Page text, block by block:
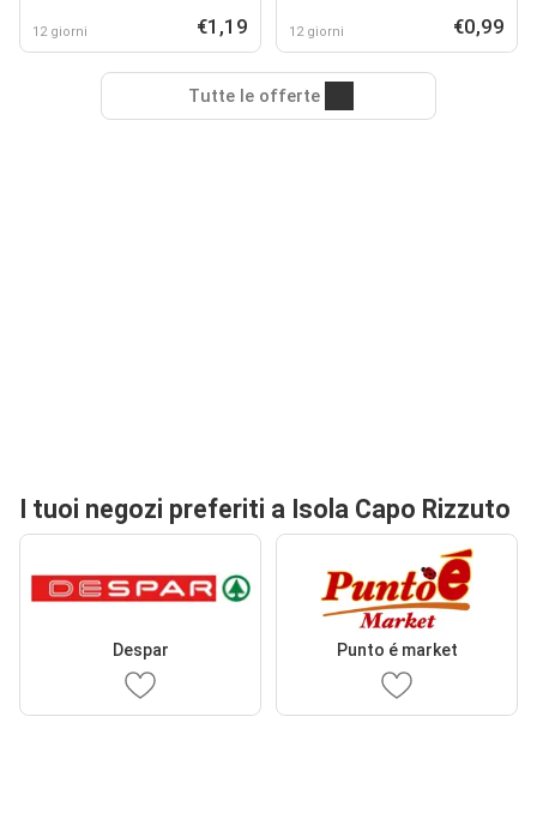
12 giorni €1,19 12 giorni €0,99
Tutte le offerte
I tuoi negozi preferiti a Isola Capo Rizzuto
Despar Punto é market